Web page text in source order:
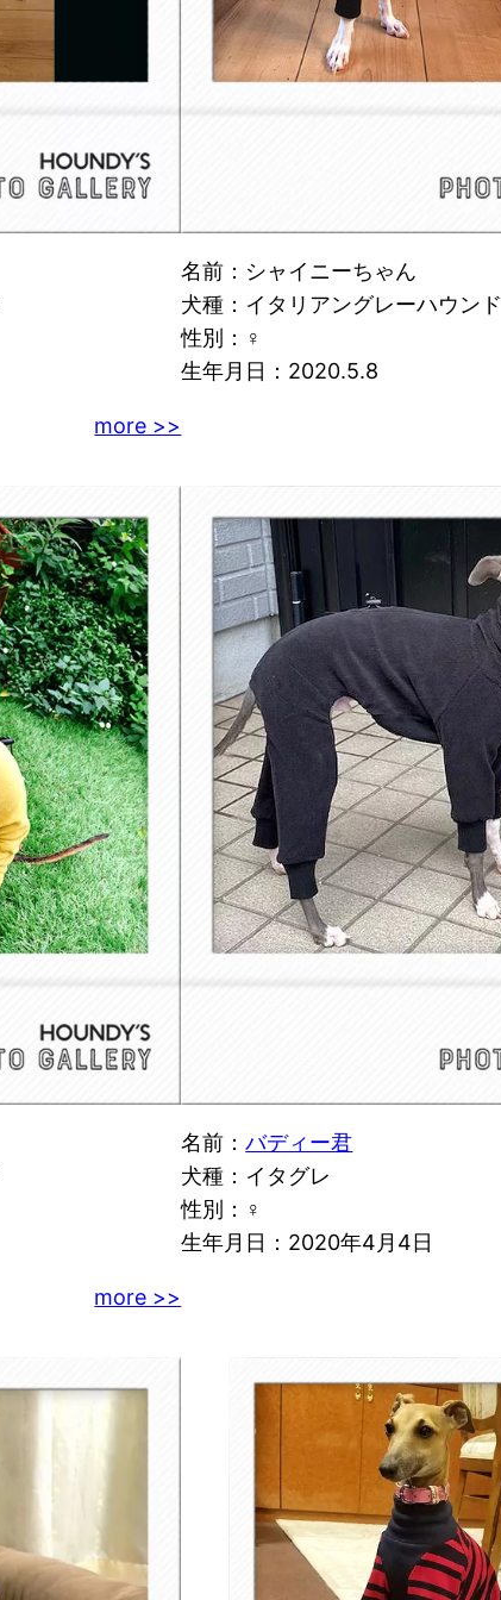
more >>
名前：シャイニーちゃん
犬種：イタリアングレーハウンド
性別：♀
生年月日：2020.5.8
more >>
名前：バディー君
犬種：イタグレ
性別：♀
生年月日：2020年4月4日